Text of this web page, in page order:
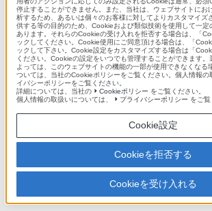
停止することができません。また、当社は、ウェブサイトにお
析するため、あるいは個々のお客様に対してよりカスタマイズ
供する等の目的のため、Cookieおよび類似技術を使用して一定
あります。それらのCookieの受け入れを拒否する場合は、「
ックしてください。Cookie使用にご同意頂ける場合は、「
ックして下さい。Cookie設定をカスタマイズする場合は「
ください。Cookieの設定をいつでも管理することができます
よっては、このウェブサイトの機能の一部が使用できなくなる
ついては、当社のCookieポリシーをご覧ください。個人情報の
イバシーポリシーをご覧ください。
詳細については、当社の
Cookieポリシー をご覧ください。
個人情報の取扱いについては、
プライバシーポリシー をご覧
Cookie設定
Cookieを拒否する
Cookieを受け入れる